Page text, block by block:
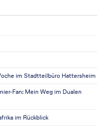
im Stadtteilbüro Hattersheim
Fan: Mein Weg im Dualen
im Rückblick